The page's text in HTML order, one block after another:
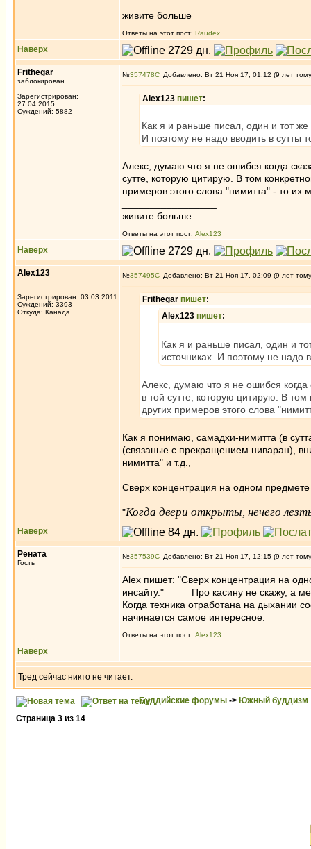
живите больше
Ответы на этот пост: Raudex
Наверх
Frithegar
заблокирован
Зарегистрирован:
27.04.2015
Суждений: 5882
№357478 Добавлено: Вт 21 Ноя 17, 01:12 (9 лет
Alex123 пишет:
Как я и раньше писал, один и тот
И поэтому не надо вводить в сутты
Алекс, думаю что я не ошибся когда
сутте, которую цитирую. В том
примеров этого слова "нимитта" - то их
живите больше
Ответы на этот пост: Alex123
Наверх
Alex123
Зарегистрирован: 03.03.2011
Суждений: 3393
Откуда: Канада
№357495 Добавлено: Вт 21 Ноя 17, 02:09 (9 лет
Frithegar пишет:
Alex123 пишет:
Как я и раньше писал, один и
источниках. И поэтому не надо
Алекс, думаю что я не ошибся
в той сутте, которую цитирую. В
других примеров этого слова
Как я понимаю, самадхи-нимитта (в
(связаные с прекращением ниваран),
нимитта" и т.д.,
Сверх концентрация на одном
"Когда двери открыты, нечего
Наверх
Рената
Гость
№357539 Добавлено: Вт 21 Ноя 17, 12:15 (9 лет
Alex пишет: "Сверх концентрация на
инсайту." Про касину не скажу, а
Когда техника отработана на дыхании
начинается самое интересное.
Ответы на этот пост: Alex123
Наверх
Тред сейчас никто не читает.
Буддийские форумы -> Южный буддизм
Страница 3 из 14